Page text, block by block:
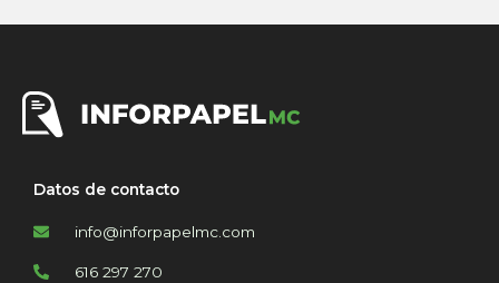
Datos de contacto
info@inforpapelmc.com
616 297 270